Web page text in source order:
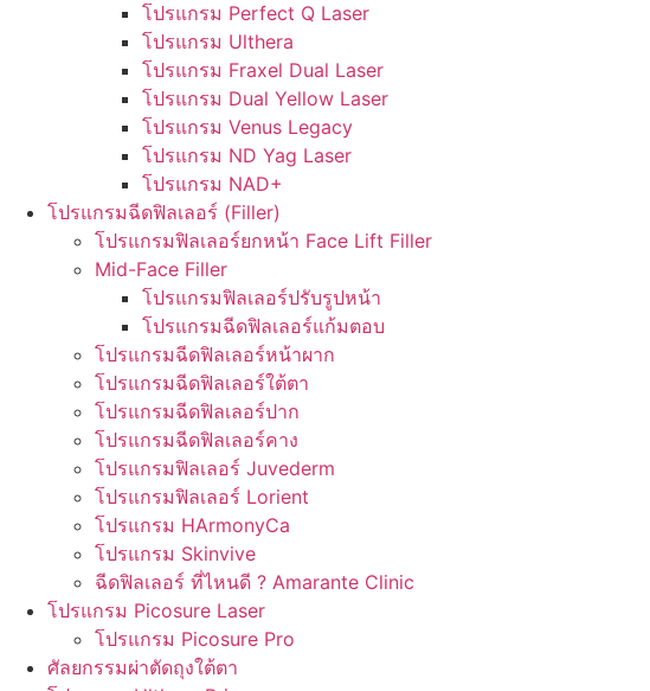
โปรแกรม Perfect Q Laser
โปรแกรม Ulthera
โปรแกรม Fraxel Dual Laser
โปรแกรม Dual Yellow Laser
โปรแกรม Venus Legacy
โปรแกรม ND Yag Laser
โปรแกรม NAD+
โปรแกรมฉีดฟิลเลอร์ (Filler)
โปรแกรมฟิลเลอร์ยกหน้า Face Lift Filler
Mid-Face Filler
โปรแกรมฟิลเลอร์ปรับรูปหน้า
โปรแกรมฉีดฟิลเลอร์แก้มตอบ
โปรแกรมฉีดฟิลเลอร์หน้าผาก
โปรแกรมฉีดฟิลเลอร์ใต้ตา
โปรแกรมฉีดฟิลเลอร์ปาก
โปรแกรมฉีดฟิลเลอร์คาง
โปรแกรมฟิลเลอร์ Juvederm
โปรแกรมฟิลเลอร์ Lorient
โปรแกรม HArmonyCa
โปรแกรม Skinvive
ฉีดฟิลเลอร์ ที่ไหนดี ? Amarante Clinic
โปรแกรม Picosure Laser
โปรแกรม Picosure Pro
ศัลยกรรมผ่าตัดถุงใต้ตา